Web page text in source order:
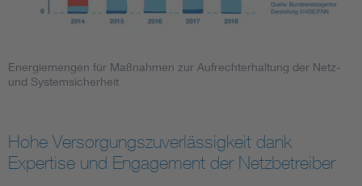
Energiemengen für Maßnahmen zur Aufrechterhaltung der Netz-
und Systemsicherheit
Hohe Versorgungszuverlässigkeit dank
Expertise und Engagement der Netzbetreiber